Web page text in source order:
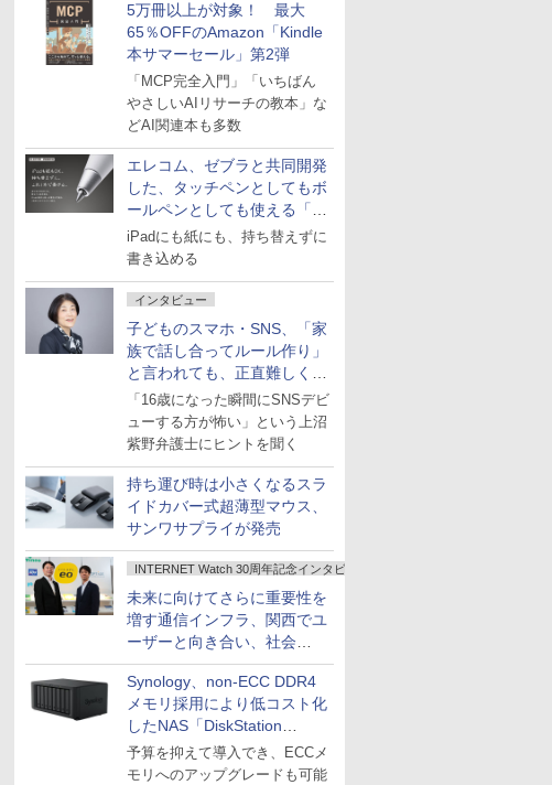
5万冊以上が対象！ 最大
65％OFFのAmazon「Kindle
本サマーセール」第2弾
「MCP完全入門」「いちばん
やさしいAIリサーチの教本」な
どAI関連本も多数
エレコム、ゼブラと共同開発
した、タッチペンとしてもボ
ールペンとしても使える「ス
タイラスツーウェイ」発売
iPadにも紙にも、持ち替えずに
書き込める
インタビュー
子どものスマホ・SNS、「家
族で話し合ってルール作り」
と言われても、正直難しくな
いですか？
「16歳になった瞬間にSNSデビ
ューする方が怖い」という上沼
紫野弁護士にヒントを聞く
持ち運び時は小さくなるスラ
イドカバー式超薄型マウス、
サンワサプライが発売
INTERNET Watch 30周年記念インタビュー
未来に向けてさらに重要性を
増す通信インフラ、関西でユ
ーザーと向き合い、社会
の“あたらしい”を起動し続け
る～オプテージ
Synology、non-ECC DDR4
メモリ採用により低コスト化
したNAS「DiskStation
neo+」シリーズ
予算を抑えて導入でき、ECCメ
モリへのアップグレードも可能